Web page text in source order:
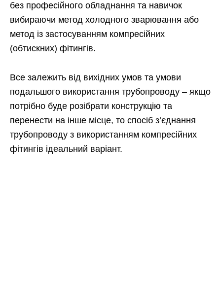
без професійного обладнання та навичок
вибираючи метод холодного зварювання або
метод із застосуванням компресійних
(обтискних) фітингів.
Все залежить від вихідних умов та умови
подальшого використання трубопроводу – якщо
потрібно буде розібрати конструкцію та
перенести на інше місце, то спосіб з’єднання
трубопроводу з використанням компресійних
фітингів ідеальний варіант.